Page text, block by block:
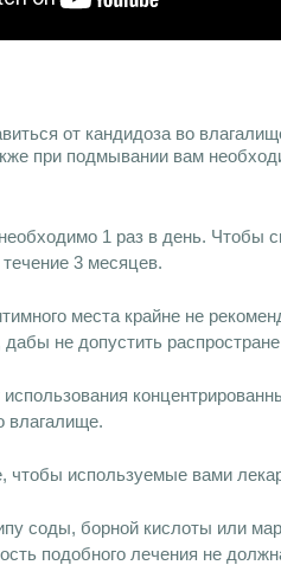
от кандидоза во
при подмывании вам
1 раз в день. Чтобы
3 месяцев.
места крайне не
дабы не допустить
влагалище.
чтобы используемые вами
соды, борной кислоты или
подобного лечения не